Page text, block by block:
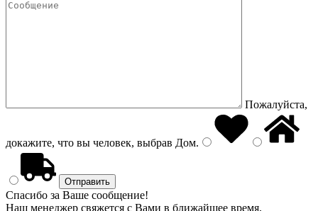
Пожалуйста,
докажите, что вы человек, выбрав Дом.
Спасибо за Ваше сообщение!
Наш менеджер свяжется с Вами в ближайшее время.